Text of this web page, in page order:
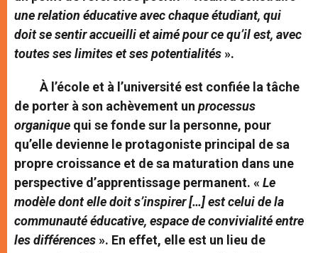
une relation éducative avec chaque étudiant, qui
doit se sentir accueilli et aimé pour ce qu’il est, avec
toutes ses limites et ses potentialités ».
À l’école et à l’université est confiée la tâche
de porter à son achèvement un processus
organique qui se fonde sur la personne, pour
qu’elle devienne le protagoniste principal de sa
propre croissance et de sa maturation dans une
perspective d’apprentissage permanent. « Le
modèle dont elle doit s’inspirer […] est celui de la
communauté éducative, espace de convivialité entre
les différences ». En effet, elle est un lieu de